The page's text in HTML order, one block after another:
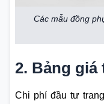
Các mẫu đồng
2. Bảng giá
Chi phí đầu tư